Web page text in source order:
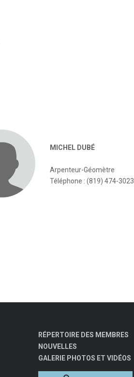
MICHEL DUBÉ
Arpenteur-Géomètre
Téléphone : (819) 474-3023
RÉPERTOIRE DES MEMBRES
NOUVELLES
GALERIE PHOTOS ET VIDÉOS